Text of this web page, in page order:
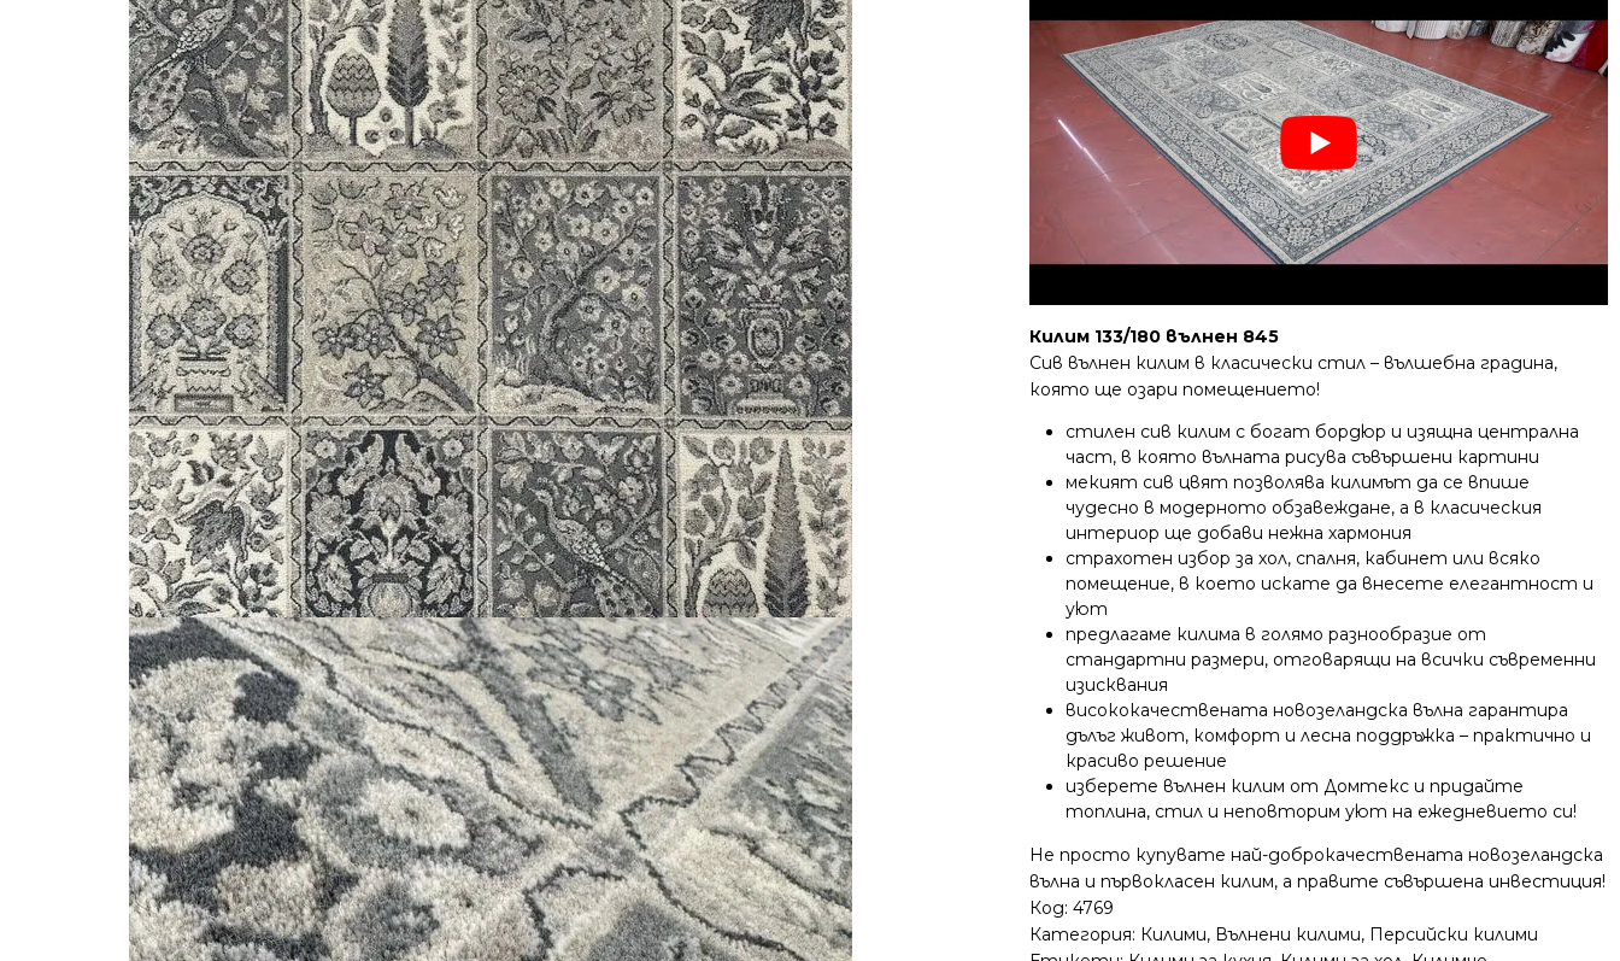
Килим 133/180 вълнен 845
Сив вълнен килим в класически стил – вълшебна градина,
която ще озари помещението!
стилен сив килим с богат бордюр и изящна централна
част, в която вълната рисува съвършени картини
мекият сив цвят позволява килимът да се впише
чудесно в модерното обзавеждане, а в класическия
интериор ще добави нежна хармония
страхотен избор за хол, спалня, кабинет или всяко
помещение, в което искате да внесете елегантност и
уют
предлагаме килима в голямо разнообразие от
стандартни размери, отговарящи на всички съвременни
изисквания
висококачествената новозеландска вълна гарантира
дълъг живот, комфорт и лесна поддръжка – практично и
красиво решение
изберете вълнен килим от Домтекс и придайте
топлина, стил и неповторим уют на ежедневието си!
Не просто купувате най-доброкачествената новозеландска
вълна и първокласен килим, а правите съвършена инвестиция!
Код:4769
Категория: Килими, Вълнени килими, Персийски килими